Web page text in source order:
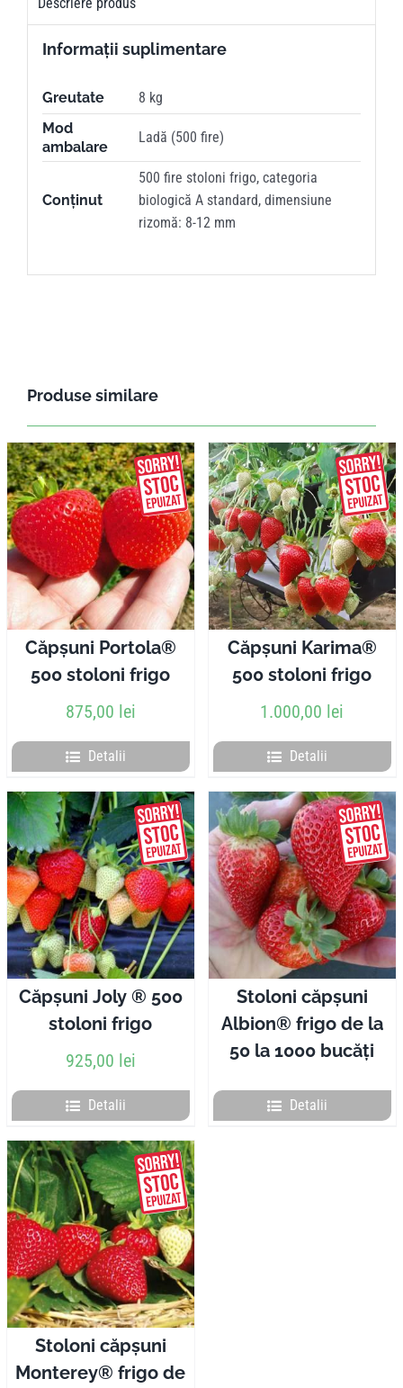
Informații suplimentare
Greutate
8 kg
Mod
ambalare
Ladă (500 fire)
Conținut
500 fire stoloni frigo, categoria
biologică A standard, dimensiune
rizomă: 8-12 mm
Produse similare
Căpșuni Portola®
500 stoloni frigo
875,00 lei
Detalii
Căpșuni Karima®
500 stoloni frigo
1.000,00 lei
Detalii
Căpșuni Joly ® 500
stoloni frigo
925,00 lei
Detalii
Stoloni căpșuni
Albion® frigo de la
50 la 1000 bucăți
Detalii
Stoloni căpșuni
Monterey® frigo de